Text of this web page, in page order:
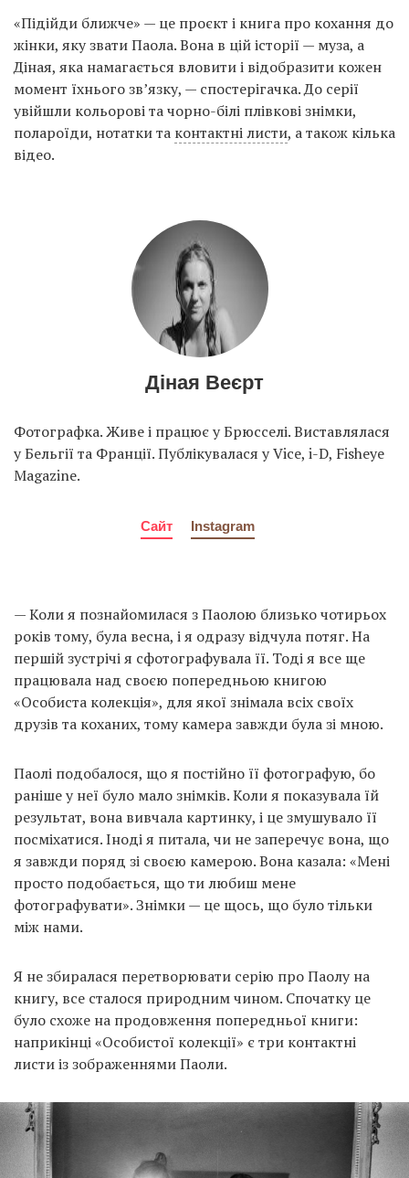
EN
RU
«Підійди ближче» — це проєкт і книга про кохання до
жінки, яку звати Паола. Вона в цій історії — муза, а
Діная, яка намагається вловити і відобразити кожен
момент їхнього зв’язку, — спостерігачка. До серії
увійшли кольорові та чорно-білі плівкові знімки,
полароїди, нотатки та контактні листи, а також кілька
відео.
Діная Веєрт
Фотографка. Живе і працює у Брюсселі. Виставлялася
у Бельгії та Франції. Публікувалася у Vice, i-D, Fisheye
Magazine.
Сайт Instagram
— Коли я познайомилася з Паолою близько чотирьох
років тому, була весна, і я одразу відчула потяг. На
першій зустрічі я сфотографувала її. Тоді я все ще
працювала над своєю попередньою книгою
«Особиста колекція», для якої знімала всіх своїх
друзів та коханих, тому камера завжди була зі мною.
Паолі подобалося, що я постійно її фотографую, бо
раніше у неї було мало знімків. Коли я показувала їй
результат, вона вивчала картинку, і це змушувало її
посміхатися. Іноді я питала, чи не заперечує вона, що
я завжди поряд зі своєю камерою. Вона казала: «Мені
просто подобається, що ти любиш мене
фотографувати». Знімки — це щось, що було тільки
між нами.
Я не збиралася перетворювати серію про Паолу на
книгу, все сталося природним чином. Спочатку це
було схоже на продовження попередньої книги:
наприкінці «Особистої колекції» є три контактні
листи із зображеннями Паоли.